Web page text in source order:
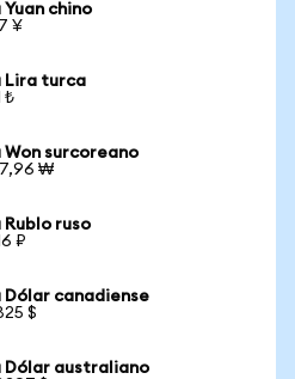
chino
¥
Lira turca
₺
surcoreano
₩
ruso
₽
canadiense
$
Dólar australiano